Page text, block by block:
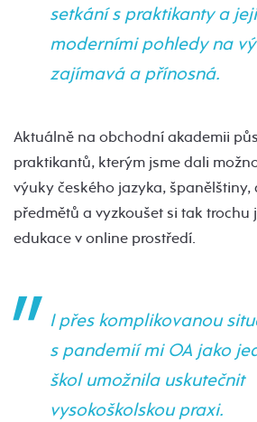
setkání s praktikanty a
moderními pohledy na
zajímavá a přínosná.
Aktuálně na obchodní akademii
praktikantů, kterým jsme dali
výuky českého jazyka, španělštiny,
předmětů a vyzkoušet si tak trochu
edukace v online prostředí.
I přes komplikovanou
s pandemií mi OA jako
škol umožnila uskutečnit
vysokoškolskou praxi.